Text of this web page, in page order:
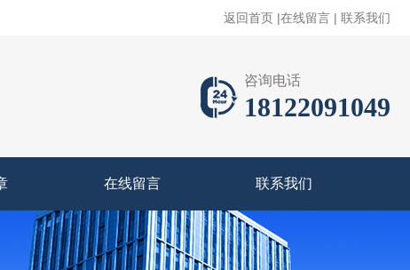
返回首页 |在线留言 | 联系我们
咨询电话
18122091049
在线留言 联系我们